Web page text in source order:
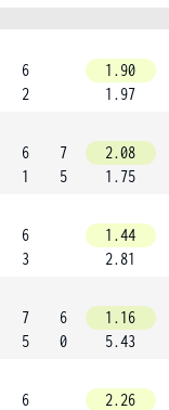
6
2
1.90
1.97
6
1
7
5
2.08
1.75
6
3
1.44
2.81
7
5
6
0
1.16
5.43
6
2.26